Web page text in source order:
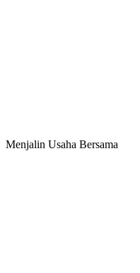
Menjalin Usaha Bersama